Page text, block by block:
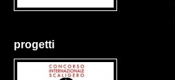
progetti